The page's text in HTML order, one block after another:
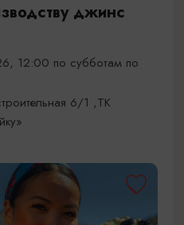
джинс
12:00 по субботам по
6/1 ,ТК